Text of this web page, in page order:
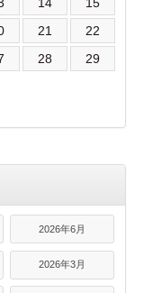
21
22
28
29
2026年6月
2026年3月